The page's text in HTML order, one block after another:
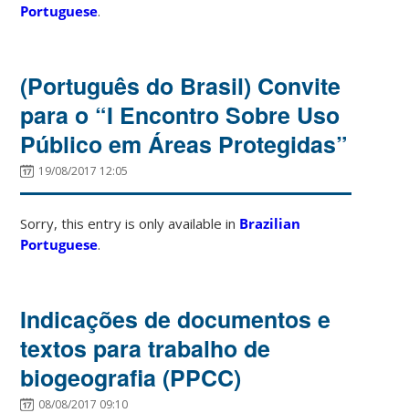
Portuguese.
(Português do Brasil) Convite
para o “I Encontro Sobre Uso
Público em Áreas Protegidas”
19/08/2017 12:05
Sorry, this entry is only available in Brazilian
Portuguese.
Indicações de documentos e
textos para trabalho de
biogeografia (PPCC)
08/08/2017 09:10